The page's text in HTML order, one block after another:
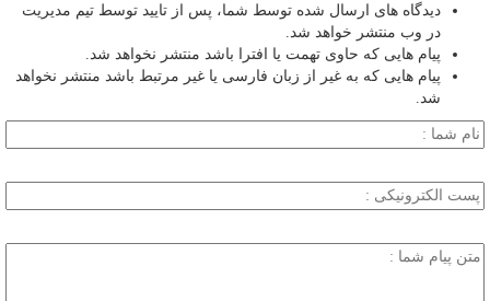
دیدگاه های ارسال شده توسط شما، پس از تایید توسط تیم مدیریت
در وب منتشر خواهد شد.
پیام هایی که حاوی تهمت یا افترا باشد منتشر نخواهد شد.
پیام هایی که به غیر از زبان فارسی یا غیر مرتبط باشد منتشر نخواهد
شد.